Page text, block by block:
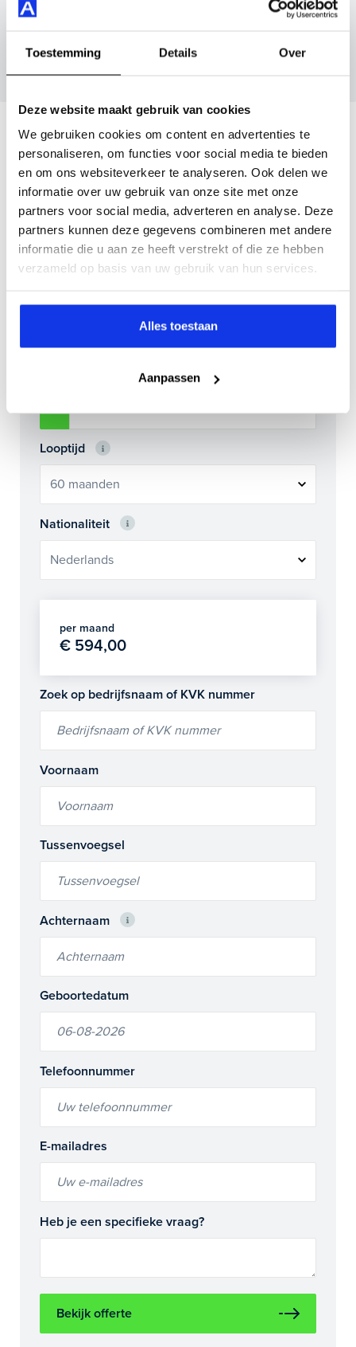
Toestemming Details Over
Deze website maakt gebruik van cookies
We gebruiken cookies om content en advertenties te
personaliseren, om functies voor social media te bieden
en om ons websiteverkeer te analyseren. Ook delen we
informatie over uw gebruik van onze site met onze
partners voor social media, adverteren en analyse. Deze
partners kunnen deze gegevens combineren met andere
informatie die u aan ze heeft verstrekt of die ze hebben
verzameld op basis van uw gebruik van hun services.
Alles toestaan
Aanpassen
maandag tot en met vrijdag binnen enkele uren
een voorstel.
Financial lease deze Ranger
Bereken jouw leasetermijn.
Aankoopbedrag
€
Aanbetaling (optie)
Looptijd
Nationaliteit
per maand
€ 594,00
Zoek op bedrijfsnaam of KVK nummer
Voornaam
Tussenvoegsel
Achternaam
Geboortedatum
Telefoonnummer
E-mailadres
Heb je een specifieke vraag?
Bekijk offerte